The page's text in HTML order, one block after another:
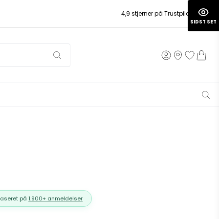
4,9 stjerner på Trustpilot
på 1.900+ anmeldelser
SIDST SET